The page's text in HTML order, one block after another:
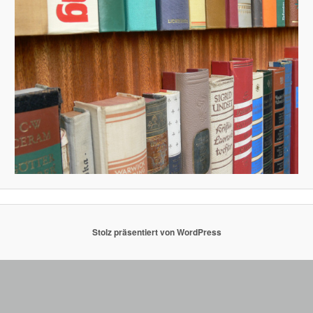
Stolz präsentiert von WordPress